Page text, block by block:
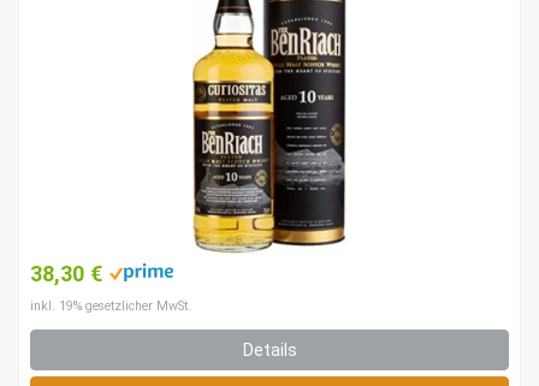
38,30 €
inkl. 19% gesetzlicher MwSt.
Details